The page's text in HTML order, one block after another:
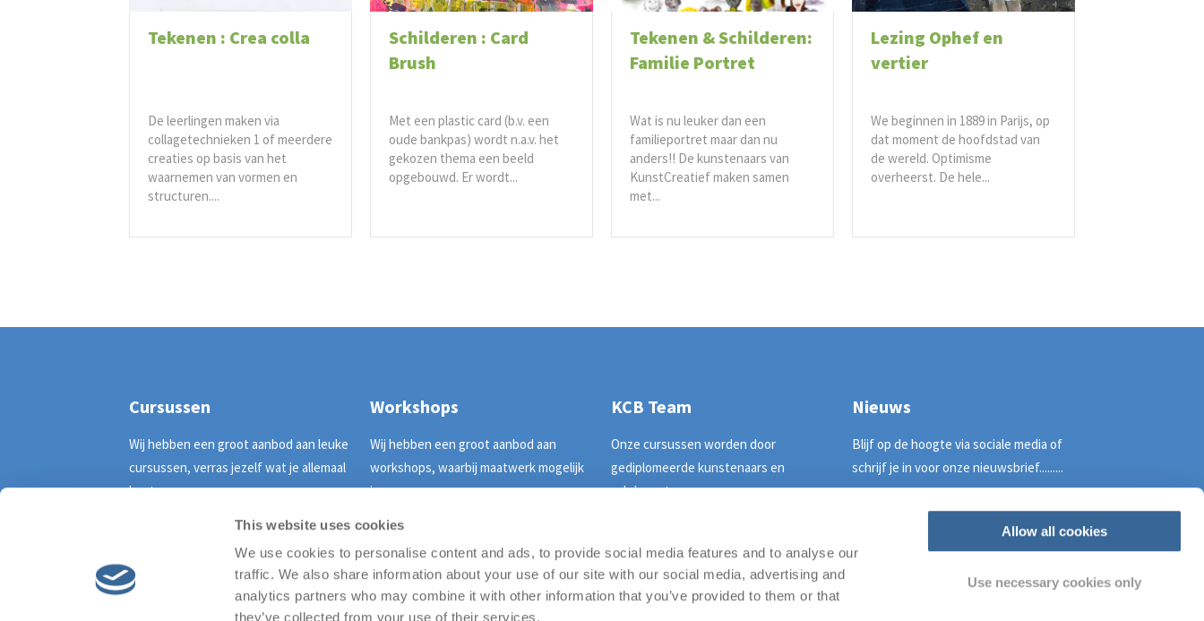
This website uses cookies
We use cookies to personalise content and ads, to provide social media features and to analyse our
traffic. We also share information about your use of our site with our social media, advertising and
analytics partners who may combine it with other information that you’ve provided to them or that
they’ve collected from your use of their services.
Allow all cookies
Use necessary cookies only
Tekenen : Crea colla
De leerlingen maken via
collagetechnieken 1 of meerdere
creaties op basis van het
waarnemen van vormen en
structuren....
Schilderen : Card
Brush
Met een plastic card (b.v. een
oude bankpas) wordt n.a.v. het
gekozen thema een beeld
opgebouwd. Er wordt...
Tekenen & Schilderen:
Familie Portret
Wat is nu leuker dan een
familieportret maar dan nu
anders!! De kunstenaars van
KunstCreatief maken samen
met...
Lezing Ophef en
vertier
We beginnen in 1889 in Parijs, op
dat moment de hoofdstad van
de wereld. Optimisme
overheerst. De hele...
Cursussen
Wij hebben een groot aanbod aan leuke
cursussen, verras jezelf wat je allemaal
kunt........
Bekijk alle cursussen
Workshops
Wij hebben een groot aanbod aan
workshops, waarbij maatwerk mogelijk
is........
Bekijk alle workshops
KCB Team
Onze cursussen worden door
gediplomeerde kunstenaars en
vakdocenten gegeven.......
Nieuws
Blijf op de hoogte via sociale media of
schrijf je in voor onze nieuwsbrief.........
Schrijf je in voor de nieuwsbrief!